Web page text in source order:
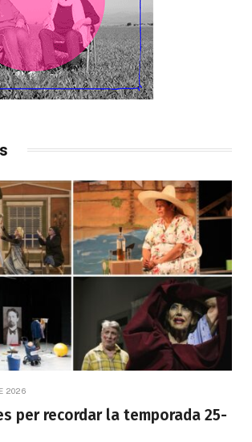
2026
per recordar la temporada 25-